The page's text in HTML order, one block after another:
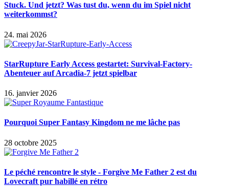
Stuck. Und jetzt? Was tust du, wenn du im Spiel nicht
weiterkommst?
24. mai 2026
StarRupture Early Access gestartet: Survival-Factory-
Abenteuer auf Arcadia-7 jetzt spielbar
16. janvier 2026
Pourquoi Super Fantasy Kingdom ne me lâche pas
28 octobre 2025
Le péché rencontre le style - Forgive Me Father 2 est du
Lovecraft pur habillé en rétro